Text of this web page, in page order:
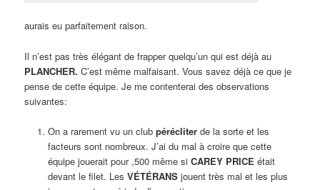
aurais eu parfaitement raison.
Il n’est pas très élégant de frapper quelqu’un qui est déjà au
PLANCHER. C’est même malfaisant. Vous savez déjà ce que je
pense de cette équipe. Je me contenterai des observations
suivantes:
On a rarement vu un club pérécliterde la sorte et les
facteurs sont nombreux. J’ai du mal à croire que cette
équipe jouerait pour ,500 même si CAREY PRICE était
devant le filet. Les VÉTÉRANSjouent très mal et les plus